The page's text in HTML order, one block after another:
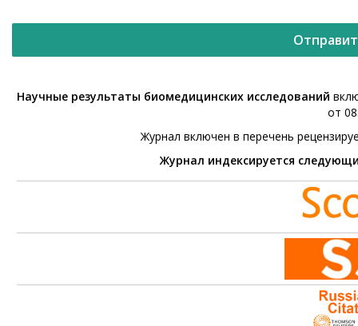
Научные результаты биомедицинских исследований
от
Журнал включен в перечень
Журнал индексируется